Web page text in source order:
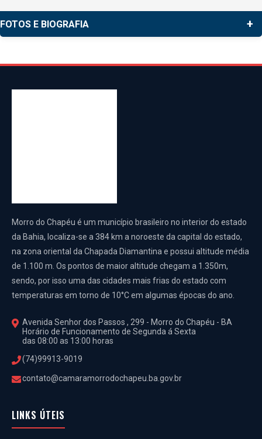
FOTOS E BIOGRAFIA +
Morro do Chapéu é um município brasileiro no interior do estado
da Bahia, localiza-se a 384 km a noroeste da capital do estado,
na zona oriental da Chapada Diamantina e possui altitude média
de 1.100 m. Os pontos de maior altitude chegam a 1.350m,
sendo, por isso uma das cidades mais frias do estado com
temperaturas em torno de 10°C em algumas épocas do ano.
Avenida Senhor dos Passos , 299 - Morro do Chapéu - BA
Horário de Funcionamento de Segunda á Sexta
das 08:00 as 13:00 horas
(74)99913-9019
contato@camaramorrodochapeu.ba.gov.br
LINKS ÚTEIS